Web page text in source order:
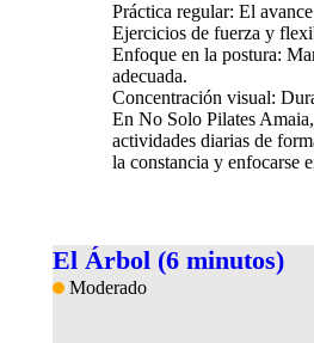
Práctica regular: El
Ejercicios de fuerza y
Enfoque en la postura:
adecuada.
Concentración visual:
En No Solo Pilates
actividades diarias de
la constancia y enfocarse
El Árbol (6 minutos)
Moderado